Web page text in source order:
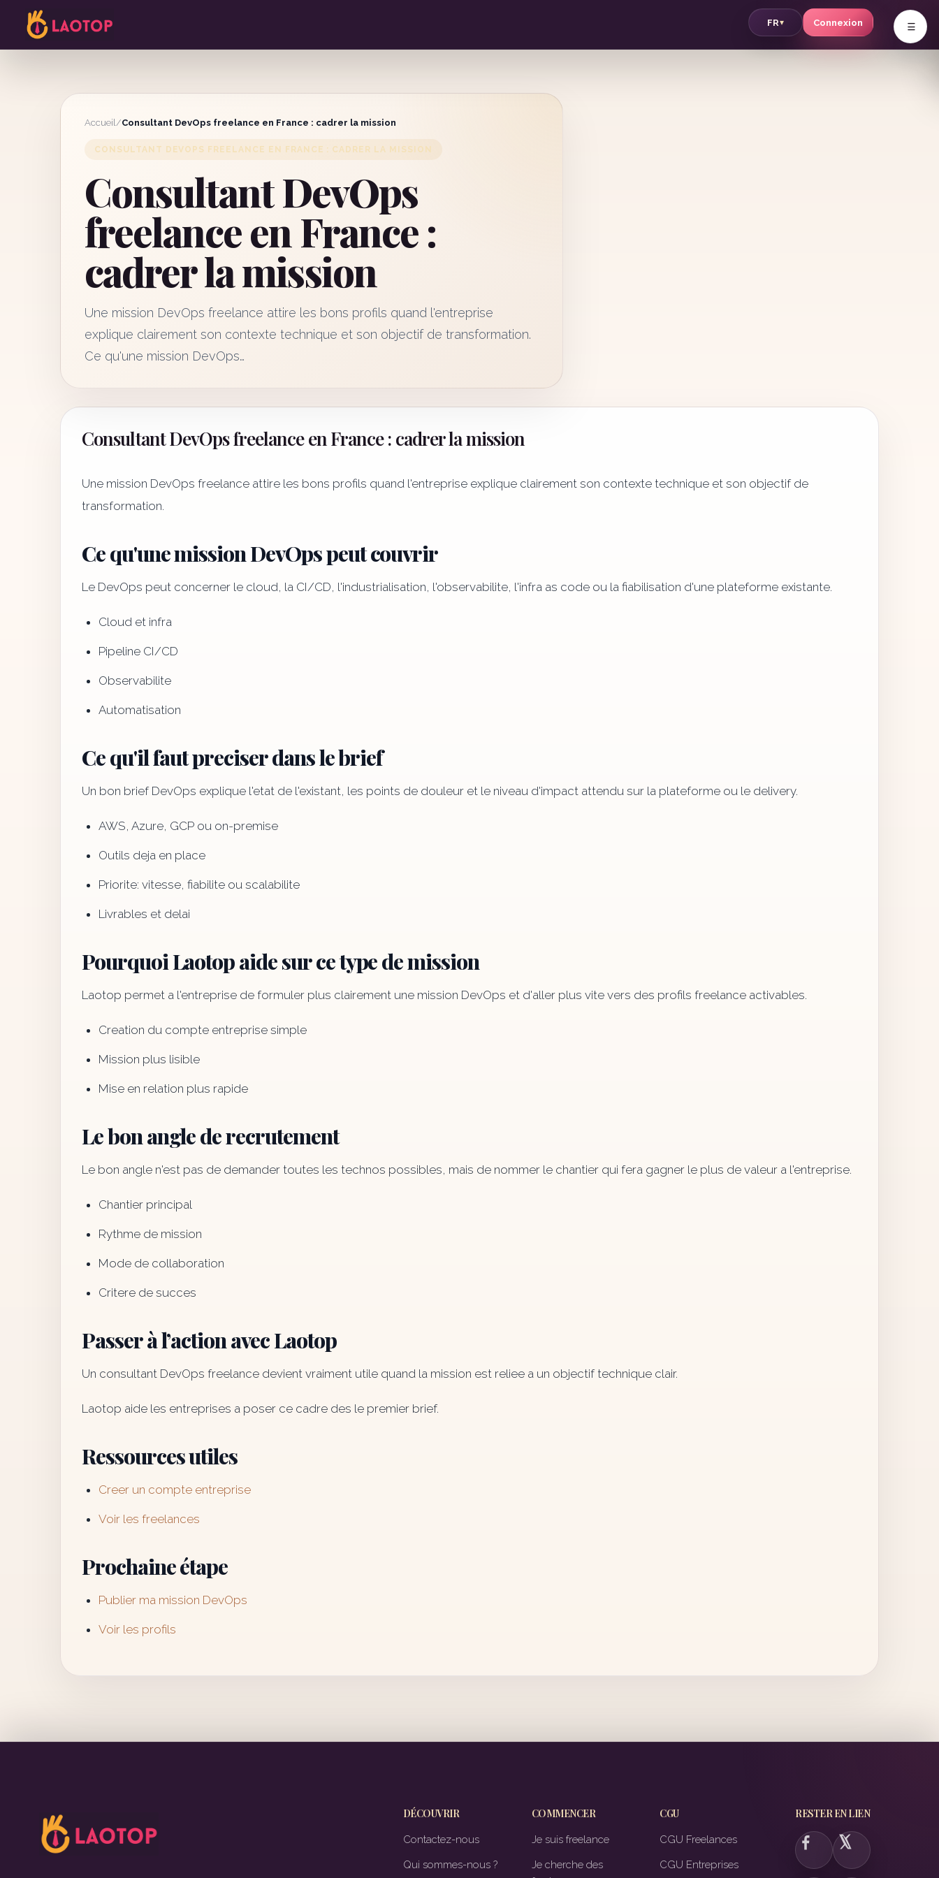
FR▾ Connexion v
Accueil/Consultant DevOps freelance en France : cadrer la mission
CONSULTANT DEVOPS FREELANCE EN FRANCE : CADRER LA MISSION
Consultant DevOps
freelance en France :
cadrer la mission
Une mission DevOps freelance attire les bons profils quand l'entreprise
explique clairement son contexte technique et son objectif de transformation.
Ce qu'une mission DevOps…
Consultant DevOps freelance en France : cadrer la mission
Une mission DevOps freelance attire les bons profils quand l'entreprise explique clairement son contexte technique et son objectif de
transformation.
Ce qu'une mission DevOps peut couvrir
Le DevOps peut concerner le cloud, la CI/CD, l'industrialisation, l'observabilite, l'infra as code ou la fiabilisation d'une plateforme existante.
Cloud et infra
Pipeline CI/CD
Observabilite
Automatisation
Ce qu'il faut preciser dans le brief
Un bon brief DevOps explique l'etat de l'existant, les points de douleur et le niveau d'impact attendu sur la plateforme ou le delivery.
AWS, Azure, GCP ou on-premise
Outils deja en place
Priorite: vitesse, fiabilite ou scalabilite
Livrables et delai
Pourquoi Laotop aide sur ce type de mission
Laotop permet a l'entreprise de formuler plus clairement une mission DevOps et d'aller plus vite vers des profils freelance activables.
Creation du compte entreprise simple
Mission plus lisible
Mise en relation plus rapide
Le bon angle de recrutement
Le bon angle n'est pas de demander toutes les technos possibles, mais de nommer le chantier qui fera gagner le plus de valeur a l'entreprise.
Chantier principal
Rythme de mission
Mode de collaboration
Critere de succes
Passer à l’action avec Laotop
Un consultant DevOps freelance devient vraiment utile quand la mission est reliee a un objectif technique clair.
Laotop aide les entreprises a poser ce cadre des le premier brief.
Ressources utiles
Creer un compte entreprise
Voir les freelances
Prochaine étape
Publier ma mission DevOps
Voir les profils
DÉCOUVRIR
Contactez-nous
Qui sommes-nous ?
COMMENCER
Je suis freelance
Je cherche des
CGU
CGU Freelances
CGU Entreprises
RESTER EN LIEN